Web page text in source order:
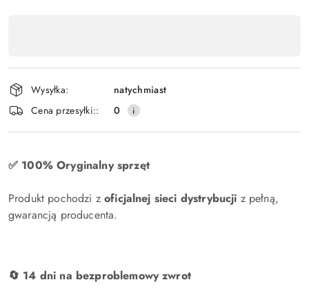
,
płatność
i
dostawa
Wysyłka:
natychmiast
Cena przesyłki::
0
✅ 100% Oryginalny sprzęt
Produkt pochodzi zoficjalnej sieci dystrybucji z pełną,
gwarancją producenta.
🔄 14 dni na bezproblemowy zwrot